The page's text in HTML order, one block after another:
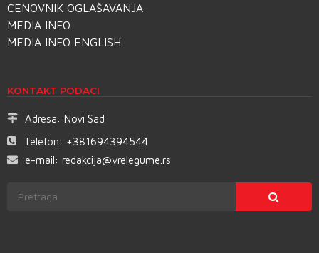
CENOVNIK OGLAŠAVANJA
MEDIA INFO
MEDIA INFO ENGLISH
KONTAKT PODACI
Adresa: Novi Sad
Telefon: +381694394544
e-mail: redakcija@vrelegume.rs